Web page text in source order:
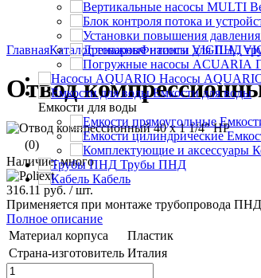
Насосы
Емкости для воды
Емкости для воды
Трубы ПНД
Кабель
ГлавнаяКаталог товаровФитинги для ПНД
Отвод
(0)
Наличие: много
316.11 руб. / шт.
Применяется при монтаже трубопровода
Полное описание
Материал корпуса
Пластик
Страна-изготовитель Италия